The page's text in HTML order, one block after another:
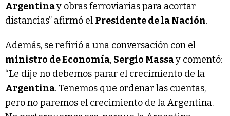
Argentinay obras ferroviarias para acortar
distancias” afirmó el Presidente de la Nación.
Además, se refirió a una conversación con el
ministro de Economía, Sergio Massay comentó:
“Le dije no debemos parar el crecimiento de la
Argentina. Tenemos que ordenar las cuentas,
pero no paremos el crecimiento de la Argentina.